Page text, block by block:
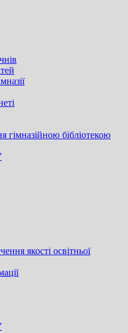
гімназійною бібліотекою
якості освітньої